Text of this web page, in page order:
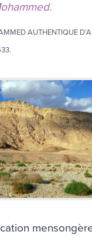
AUTHENTIQUE